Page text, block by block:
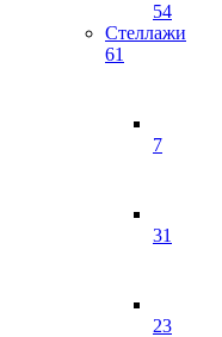
54
Стеллажи
61
7
31
23